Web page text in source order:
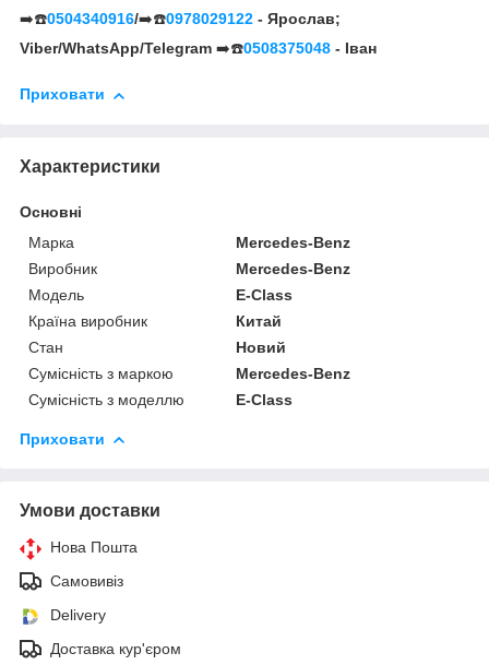
➡️☎️0504340916/➡️☎️0978029122 - Ярослав;
Viber/WhatsApp/Telegram ➡️☎️0508375048 - Іван
Приховати
Характеристики
Основні
Марка
Mercedes-Benz
Виробник
Mercedes-Benz
Модель
E-Class
Країна виробник
Китай
Стан
Новий
Сумісність з маркою
Mercedes-Benz
Сумісність з моделлю
E-Class
Приховати
Умови доставки
Нова Пошта
Самовивіз
Delivery
Доставка кур'єром